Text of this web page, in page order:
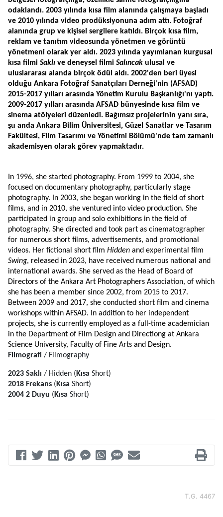
odaklandı. 2003 yılında kısa film alanında çalışmaya başladı
ve 2010 yılında video prodüksiyonuna adım attı. Fotoğraf
alanında grup ve kişisel sergilere katıldı. Birçok kısa film,
reklam ve tanıtım videosunda yönetmen ve görüntü
yönetmeni olarak yer aldı. 2023 yılında yayımlanan kurgusal
kısa filmi Saklı ve deneysel filmi Salıncak ulusal ve
uluslararası alanda birçok ödül aldı. 2002'den beri üyesi
olduğu Ankara Fotoğraf Sanatçıları Derneği'nin (AFSAD)
2015-2017 yılları arasında Yönetim Kurulu Başkanlığı'nı yaptı.
2009-2017 yılları arasında AFSAD bünyesinde kısa film ve
sinema atölyeleri düzenledi. Bağımsız projelerinin yanı sıra,
şu anda Ankara Bilim Üniversitesi, Güzel Sanatlar ve Tasarım
Fakültesi, Film Tasarımı ve Yönetimi Bölümü'nde tam zamanlı
akademisyen olarak görev yapmaktadır.
In 1996, she started photography. From 1999 to 2004, she
focused on documentary photography, particularly stage
photography. In 2003, she began working in the field of short
films, and in 2010, she ventured into video production. She
participated in group and solo exhibitions in the field of
photography. She directed and took part as cinematographer
for numerous short films, advertisements, and promotional
videos. Her fictional short film Hidden
Swing, released in 2023, have received numerous national and
international awards. She served as the Head of Board of
Directors of the Ankara Art Photographers Association, of which
she has been a member since 2002, from 2015 to 2017.
Between 2009 and 2017, she conducted short film and cinema
workshops within AFSAD. In addition to her independent
projects, she is currently employed as a full-time academician
in the Department of Film Design and Directiong at Ankara
Science University, Faculty of Fine Arts and Design.
Filmografi / Filmography
2023 Saklı / Hidden (Kısa Short)
2018 Frekans (Kısa Short)
2004 2 Duyu (Kısa Short)
T.G. 4467